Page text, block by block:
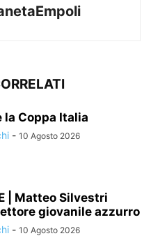
la Coppa Italia
- 10 Agosto 2026
| Matteo Silvestri
giovanile azzurro
- 10 Agosto 2026